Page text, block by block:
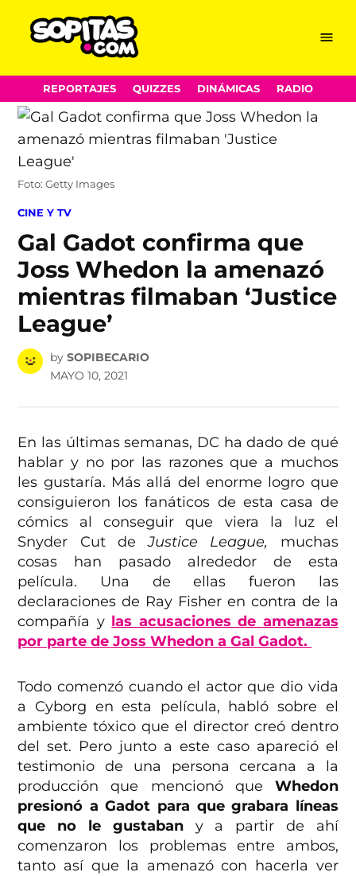
Skip
to
content
Menu
REPORTAJES QUIZZES DINÁMICAS RADIO
Foto: Getty Images
POSTED
CINE Y TV
Gal Gadot confirma que
Joss Whedon la amenazó
mientras filmaban ‘Justice
League’
by SOPIBECARIO
MAYO 10, 2021
En las últimas semanas, DC ha dado de qué
hablar y no por las razones que a muchos
les gustaría. Más allá del enorme logro que
consiguieron los fanáticos de esta casa de
cómics al conseguir que viera la luz el
Snyder Cut deJustice League,
muchas
cosas han pasado alrededor de esta
película. Una de ellas fueron las
declaraciones de Ray Fisher en contra de la
compañía y las acusaciones de amenazas
por parte de Joss Whedon a Gal Gadot.
Todo comenzó cuando el actor que dio vida
a Cyborg en esta película, habló sobre el
ambiente tóxico que el director creó dentro
del set. Pero junto a este caso apareció el
testimonio de una persona cercana a la
producción que mencionó que Whedon
presionó a Gadot para que grabara líneas
que no le gustabany a partir de ahí
comenzaron los problemas entre ambos,
tanto así que la amenazó con hacerla ver